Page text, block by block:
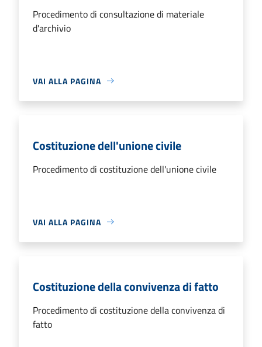
Procedimento di consultazione di materiale
d'archivio
VAI ALLA PAGINA
Costituzione dell'unione civile
Procedimento di costituzione dell'unione civile
VAI ALLA PAGINA
Costituzione della convivenza di fatto
Procedimento di costituzione della convivenza di
fatto